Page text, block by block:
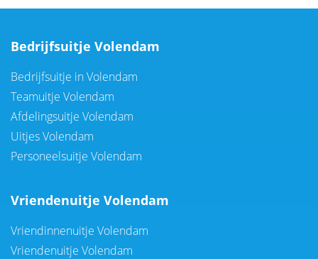
Bedrijfsuitje Volendam
Bedrijfsuitje in Volendam
Teamuitje Volendam
Afdelingsuitje Volendam
Uitjes Volendam
Personeelsuitje Volendam
Vriendenuitje Volendam
Vriendinnenuitje Volendam
Vriendenuitje Volendam